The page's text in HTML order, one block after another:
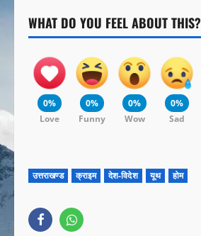
WHAT DO YOU FEEL ABOUT THIS?
0%
Love
0%
Funny
0%
Wow
0%
Sad
उत्तराखण्ड क्राइम देश-विदेश यूथ होम